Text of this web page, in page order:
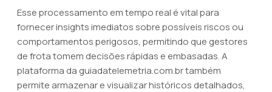
Esse processamento em tempo real é vital para
fornecer insights imediatos sobre possíveis riscos ou
comportamentos perigosos, permitindo que gestores
de frota tomem decisões rápidas e embasadas. A
plataforma da guiadatelemetria.com.br também
permite armazenar e visualizar históricos detalhados,